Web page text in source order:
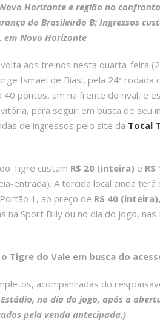
Horizonte e região no
do Brasileirão B; Ingressos
em Novo Horizonte
aos treinos nesta quarta-feira
Ismael de Biasi, pela 24ª
40 pontos, um na frente do rival, e
para seguir em busca de seu
de ingressos pelo site da Total
Tigre custam R$ 20 (inteira) e
entrada). A torcida local ainda
1, ao preço de R$ 40 (inteira),
Sport Billy ou no dia do jogo,
Tigre do Vale em busca do
acompanhadas do
no dia do jogo, após a
pela venda antecipada.)